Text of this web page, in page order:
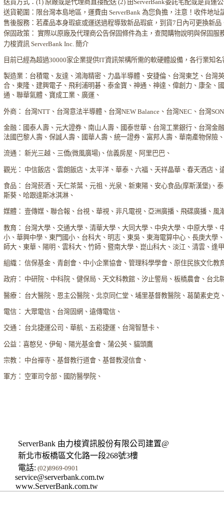
送貨方式：(1) 原廠或是代理商直接配送 (2) 由ServerBank委託宅配或是貨運
送貨範圍：限台灣本島地區，運費由 ServerBank 為您負擔，注意！收件地址
售後服務：若產品本身瑕疵或運送過程導致新品瑕疵，到貨7日內可更換新品
保固政策： 實際以原廠及代理商公告保固條件為主，查閱購物說明與保固服
力梭資訊 ServerBank Inc. 簡介
目前已經為超過30000家企業提供IT資訊架構所需的軟硬體設備，各行業知名
製造業：台積電、友達、鴻海精密、力晶半導體、安捷倫、台灣東芝、台灣
合、東隆、建興電子、飛利浦明碁、泰金寶、神通、神達、偉創力、康全、
通、聯華氣體、寶成工業、廣運、
外商： 台灣NTT、台灣意法半導體、台灣NEW Balance、台灣NEC、台灣
金融：國泰人壽、元大證券、南山人壽、國泰世華、台灣工業銀行、台灣金
法國巴黎人壽、保誠人壽、國華人壽、統一證券、富邦人壽、華南產物保險
流通： 新光三越、三僑(微風廣場)、信義房屋、阿里巴巴、
觀光： 中信飯店、雲朗飯店、太平洋、華泰、六福、天祥晶華、春天酒店、
食品： 台灣菸酒、天仁茶葉、元祖、光泉、新東陽、安心食品(摩斯漢堡)、
斯葵、哈跟達斯冰淇淋、
媒體： 壹傳媒、聯合報、台視、華視、非凡電視、亞洲廣播、飛碟廣播、風
教育： 台灣大學、交通大學、清華大學、大同大學、中央大學、中原大學、
小、華興中學、東門國小、台科大、明志、東吳、東海電算中心、長庚大學
師大、東華、陽明、雲科大、竹師、暨南大學、崑山科大、淡江、清雲、逢
組織： 信保基金、青創會、中小企業協會、管理科學學會、原住民族文化教
政府： 中研院、中科院、健保局、天文科教館、汐止警局、板橋農會、台北
醫療： 台大醫院、恩主公醫院、北京同仁堂、埔里基督教醫院、葛蘭素史克
電信： 大眾電信、台灣固網、遠傳電信、
交通： 台北捷運公司、華航、五崧捷運、台灣智慧卡、
公益：喜憨兒、伊甸、陽光基金會、蒲公英、貓頭鷹
宗教： 中台禪寺、基督教行道會、基督教浸信會、
軍方： 空軍司令部、國防醫學院、
ServerBank 由力梭資訊股份有限公司建置@
新北市板橋區文化路一段268號3樓
電話: (02)8969-0901
service@serverbank.com.tw
www.ServerBank.com.tw